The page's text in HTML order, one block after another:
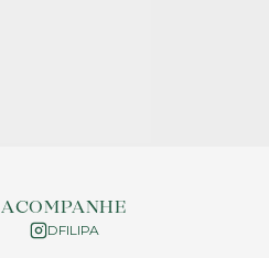
ACOMPANHE
DFILIPA